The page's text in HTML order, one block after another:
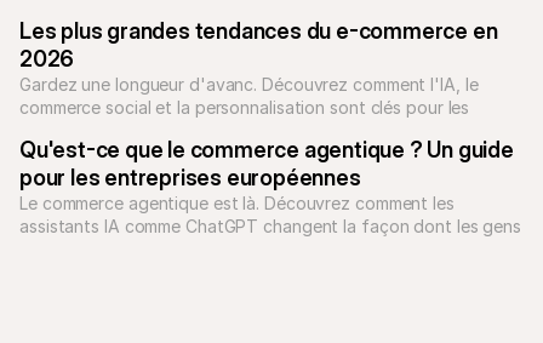
Les plus grandes tendances du e-commerce en
2026
Gardez une longueur d'avanc. Découvrez comment l'IA, le
commerce social et la personnalisation sont clés pour les
Qu'est-ce que le commerce agentique ? Un guide
pour les entreprises européennes
Le commerce agentique est là. Découvrez comment les
assistants IA comme ChatGPT changent la façon dont les gens